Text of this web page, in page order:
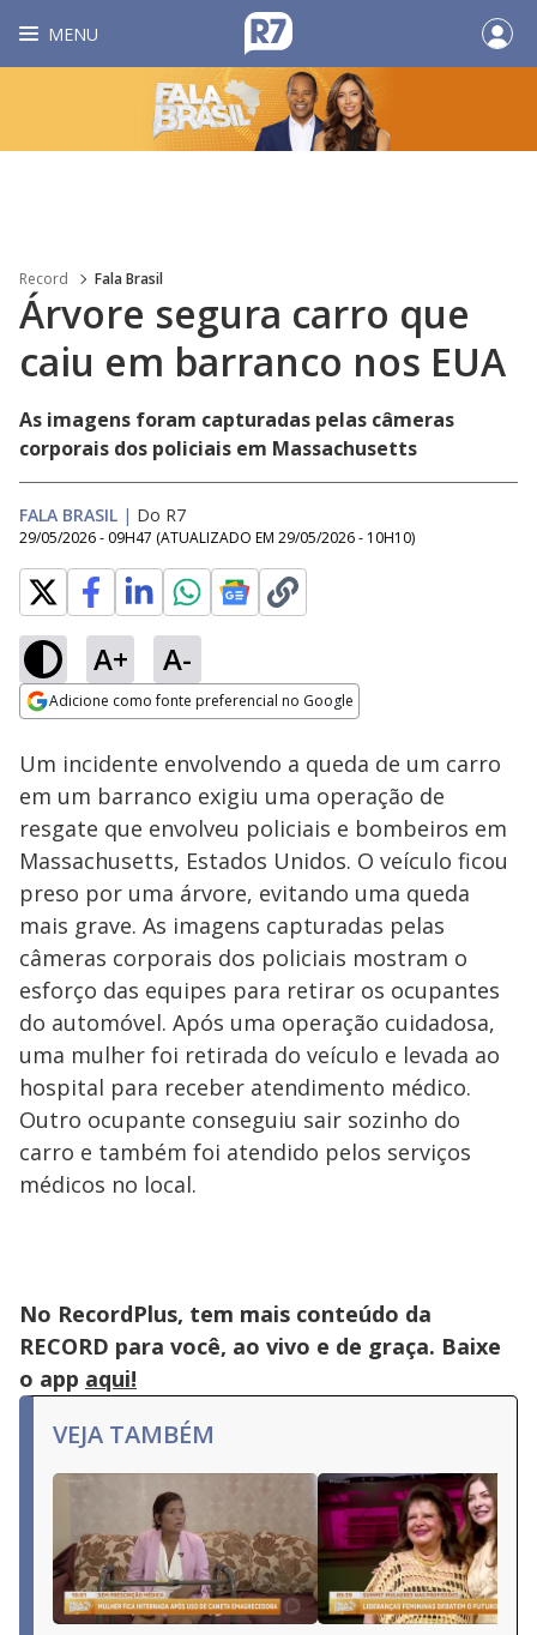
MENU
Record Fala Brasil
Árvore segura carro que
caiu em barranco nos EUA
As imagens foram capturadas pelas câmeras
corporais dos policiais em Massachusetts
FALA BRASIL | Do R7
29/05/2026 - 09H47 (ATUALIZADO EM 29/05/2026 - 10H10)
A+ A-
Adicione como fonte preferencial no Google
Ativar
100.00%
Um incidente envolvendo a queda de um carro
em um barranco exigiu uma operação de
resgate que envolveu policiais e bombeiros em
Massachusetts, Estados Unidos. O veículo ficou
preso por uma árvore, evitando uma queda
mais grave. As imagens capturadas pelas
câmeras corporais dos policiais mostram o
esforço das equipes para retirar os ocupantes
do automóvel. Após uma operação cuidadosa,
uma mulher foi retirada do veículo e levada ao
hospital para receber atendimento médico.
Outro ocupante conseguiu sair sozinho do
carro e também foi atendido pelos serviços
médicos no local.
No RecordPlus, tem mais conteúdo da
RECORD para você, ao vivo e de graça. Baixe
o app aqui!
VEJA TAMBÉM